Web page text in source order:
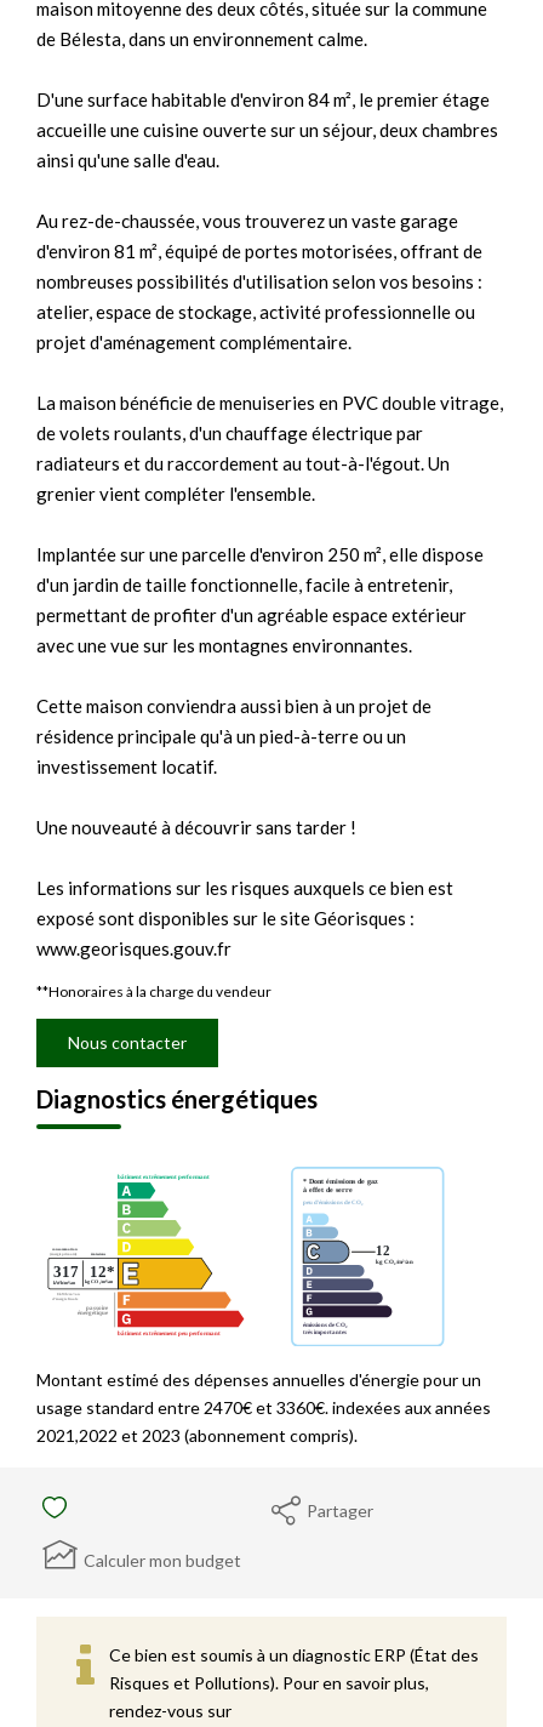
maison mitoyenne des deux côtés, située sur la commune
de Bélesta, dans un environnement calme.
D'une surface habitable d'environ 84 m², le premier étage
accueille une cuisine ouverte sur un séjour, deux chambres
ainsi qu'une salle d'eau.
Au rez-de-chaussée, vous trouverez un vaste garage
d'environ 81 m², équipé de portes motorisées, offrant de
nombreuses possibilités d'utilisation selon vos besoins :
atelier, espace de stockage, activité professionnelle ou
projet d'aménagement complémentaire.
La maison bénéficie de menuiseries en PVC double vitrage,
de volets roulants, d'un chauffage électrique par
radiateurs et du raccordement au tout-à-l'égout. Un
grenier vient compléter l'ensemble.
Implantée sur une parcelle d'environ 250 m², elle dispose
d'un jardin de taille fonctionnelle, facile à entretenir,
permettant de profiter d'un agréable espace extérieur
avec une vue sur les montagnes environnantes.
Cette maison conviendra aussi bien à un projet de
résidence principale qu'à un pied-à-terre ou un
investissement locatif.
Une nouveauté à découvrir sans tarder !
Les informations sur les risques auxquels ce bien est
exposé sont disponibles sur le site Géorisques :
www.georisques.gouv.fr
**Honoraires à la charge du vendeur
Nous contacter
Diagnostics énergétiques
Montant estimé des dépenses annuelles d'énergie pour un
usage standard entre 2470€ et 3360€. indexées aux années
2021,2022 et 2023 (abonnement compris).
Partager
Calculer mon budget
Ce bien est soumis à un diagnostic ERP (État des
Risques et Pollutions). Pour en savoir plus,
rendez-vous sur